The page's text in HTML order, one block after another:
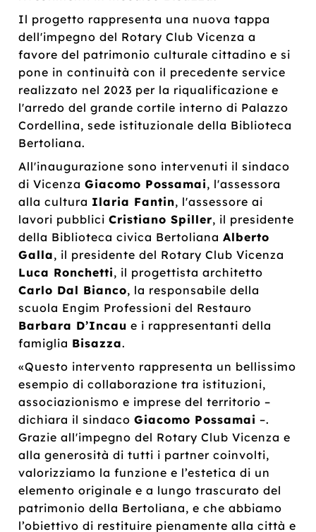
Il progetto rappresenta una nuova tappa
dell'impegno del Rotary Club Vicenza a
favore del patrimonio culturale cittadino e si
pone in continuità con il precedente service
realizzato nel 2023 per la riqualificazione e
l'arredo del grande cortile interno di Palazzo
Cordellina, sede istituzionale della Biblioteca
Bertoliana.
All'inaugurazione sono intervenuti il sindaco
di VicenzaGiacomo Possamai, l'assessora
alla cultura Ilaria Fantin, l'assessore ai
lavori pubbliciCristiano Spiller, il presidente
della Biblioteca civica BertolianaAlberto
Galla, il presidente del Rotary Club Vicenza
Luca Ronchetti, il progettista architetto
Carlo Dal Bianco, la responsabile della
scuola Engim Professioni del Restauro
Barbara D’Incau e i rappresentanti della
famiglia Bisazza.
«Questo intervento rappresenta un bellissimo
esempio di collaborazione tra istituzioni,
associazionismo e imprese del territorio –
dichiara il sindacoGiacomo Possamai –.
Grazie all'impegno del Rotary Club Vicenza e
alla generosità di tutti i partner coinvolti,
valorizziamo la funzione e l’estetica di un
elemento originale e a lungo trascurato del
patrimonio della Bertoliana, e che abbiamo
l’obiettivo di restituire pienamente alla città e